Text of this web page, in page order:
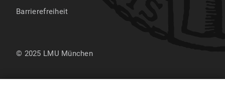
Barrierefreiheit
© 2025 LMU München